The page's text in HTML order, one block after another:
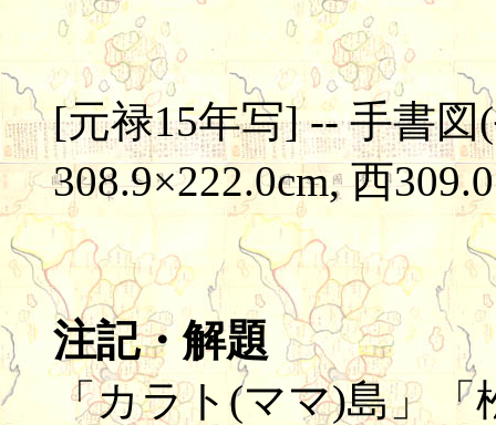
[元禄15年写] -- 手書図
308.9×222.0cm, 西
注記・解題
「カラト(ママ)島」